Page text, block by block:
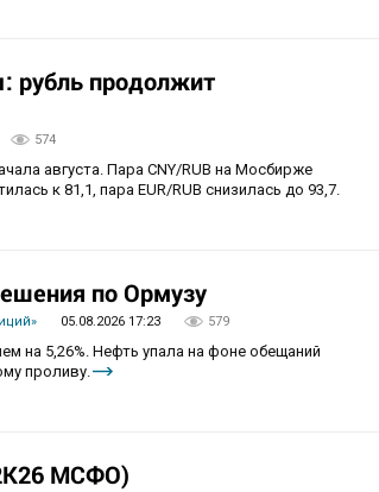
рубль продолжит
574
августа. Пара CNY/RUB на Мосбирже
к 81,1, пара EUR/RUB снизилась до 93,7.
по Ормузу
05.08.2026 17:23 579
на 5,26%. Нефть упала на фоне обещаний
проливу.
МСФО)